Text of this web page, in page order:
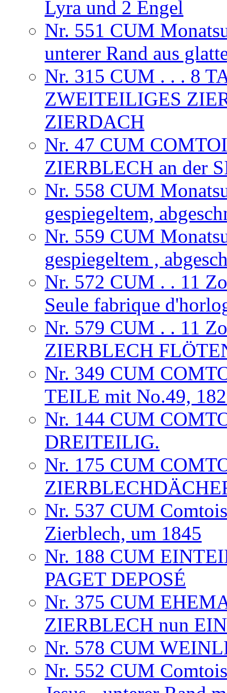
Lyra und 2 Engel
Nr. 551 CUM
unterer Rand aus
Nr. 315 CUM . . . 8
ZWEITEILIGES
ZIERDACH
Nr. 47 CUM
ZIERBLECH an der
Nr. 558 CUM
gespiegeltem,
Nr. 559 CUM
gespiegeltem ,
Nr. 572 CUM . . 11
Seule fabrique
Nr. 579 CUM . . 11
ZIERBLECH
Nr. 349 CUM
TEILE mit No.49,
Nr. 144 CUM
DREITEILIG.
Nr. 175 CUM
Nr. 537 CUM
Zierblech, um 1845
Nr. 188 CUM
PAGET DEPOSÉ
Nr. 375 CUM
ZIERBLECH nun
Nr. 578 CUM
Nr. 552 CUM